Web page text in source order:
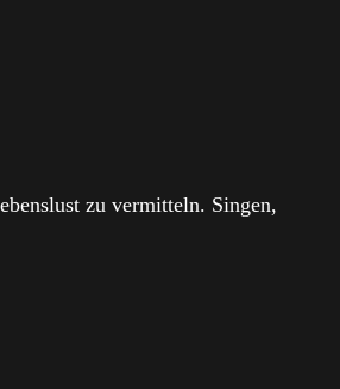
zu vermitteln. Singen,